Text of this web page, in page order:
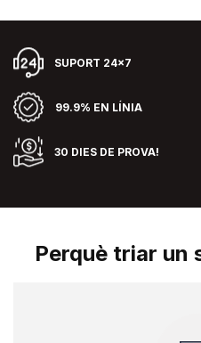
SUPORT 24x7
99.9% EN LÍNIA
30 DIES DE PROVA!
Perquè triar un